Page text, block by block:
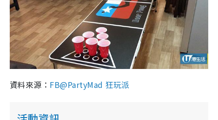
資料來源： FB@PartyMad 狂玩派